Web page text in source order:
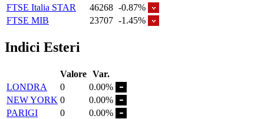
FTSE Italia STAR
46268 -0.87%
FTSE MIB
23707 -1.45%
Indici Esteri
Valore Var.
LONDRA
0
0.00%
NEW YORK 0
0.00%
PARIGI
0
0.00%